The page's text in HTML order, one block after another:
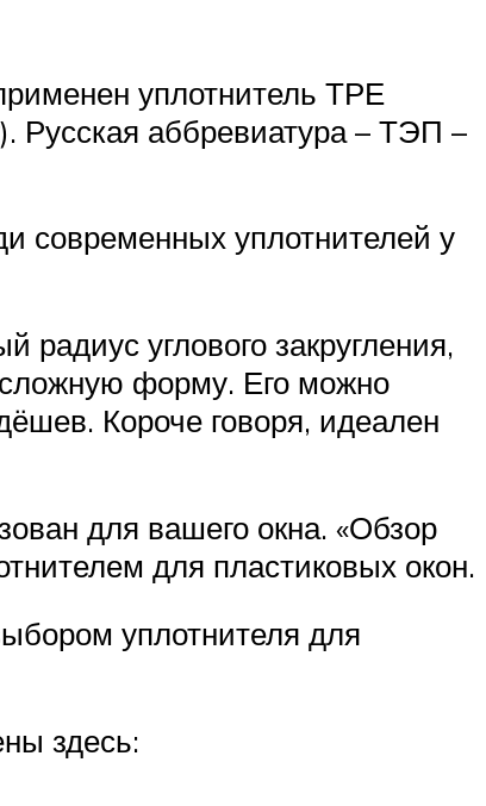
уплотнитель ТРЕ
Русская аббревиатура – ТЭП –
современных уплотнителей у
углового закругления,
сложную форму. Его можно
Короче говоря, идеален
для вашего окна. «Обзор
для пластиковых окон.
уплотнителя для
здесь: